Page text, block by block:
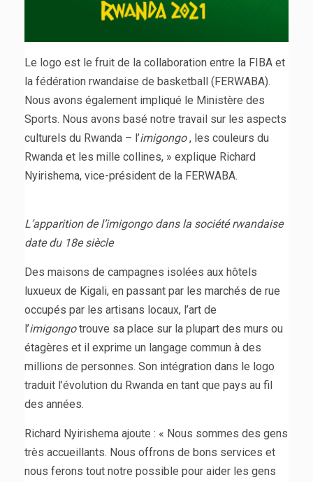
Le logo est le fruit de la collaboration entre la FIBA et
la fédération rwandaise de basketball (FERWABA).
Nous avons également impliqué le Ministère des
Sports. Nous avons basé notre travail sur les aspects
culturels du Rwanda – l’imigongo, les couleurs du
Rwanda et les mille collines, » explique Richard
Nyirishema, vice-président de la FERWABA.
L’apparition de l’imigongo dans la société rwandaise
date du 18e siècle
Des maisons de campagnes isolées aux hôtels
luxueux de Kigali, en passant par les marchés de rue
occupés par les artisans locaux, l’art de
l’imigongotrouve sa place sur la plupart des murs ou
étagères et il exprime un langage commun à des
millions de personnes. Son intégration dans le logo
traduit l’évolution du Rwanda en tant que pays au fil
des années.
Richard Nyirishema ajoute : « Nous sommes des gens
très accueillants. Nous offrons de bons services et
nous ferons tout notre possible pour aider les gens